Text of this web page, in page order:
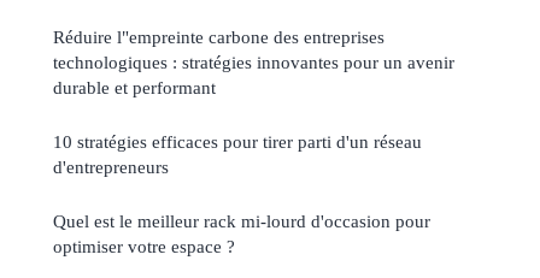
Réduire l"empreinte carbone des entreprises
technologiques : stratégies innovantes pour un avenir
durable et performant
10 stratégies efficaces pour tirer parti d'un réseau
d'entrepreneurs
Quel est le meilleur rack mi-lourd d'occasion pour
optimiser votre espace ?